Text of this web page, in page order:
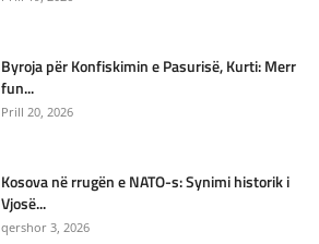
Byroja për Konfiskimin e Pasurisë, Kurti: Merr
fun...
Prill 20, 2026
Kosova në rrugën e NATO-s: Synimi historik i
Vjosë...
qershor 3, 2026